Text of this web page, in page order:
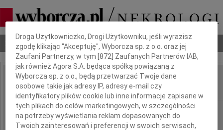
Nekrologi Odeszli Poradnik pogrzebowy
IMIĘ I NAZWISKO: Tomasz Machciński
REGION: Poznań
DATA EMISJI: 10.01.2022
Dbamy o Twoją prywatność
Droga Użytkowniczko, Drogi Użytkowniku, jeśli wyrazisz
zgodę klikając "Akceptuję", Wyborcza sp. z o.o. oraz jej
Zaufani Partnerzy, w tym [872 ] Zaufanych Partnerów IAB,
jak również Agora S.A. będąca spółką powiązaną z
Wyborcza sp. z o.o., będą przetwarzać Twoje dane
osobowe takie jak adresy IP, adresy e-mail czy
identyfikatory plików cookie lub inne informacje zapisane w
tych plikach do celów marketingowych, w szczególności
na potrzeby wyświetlania reklam dopasowanych do
Twoich zainteresowań i preferencji w swoich serwisach,